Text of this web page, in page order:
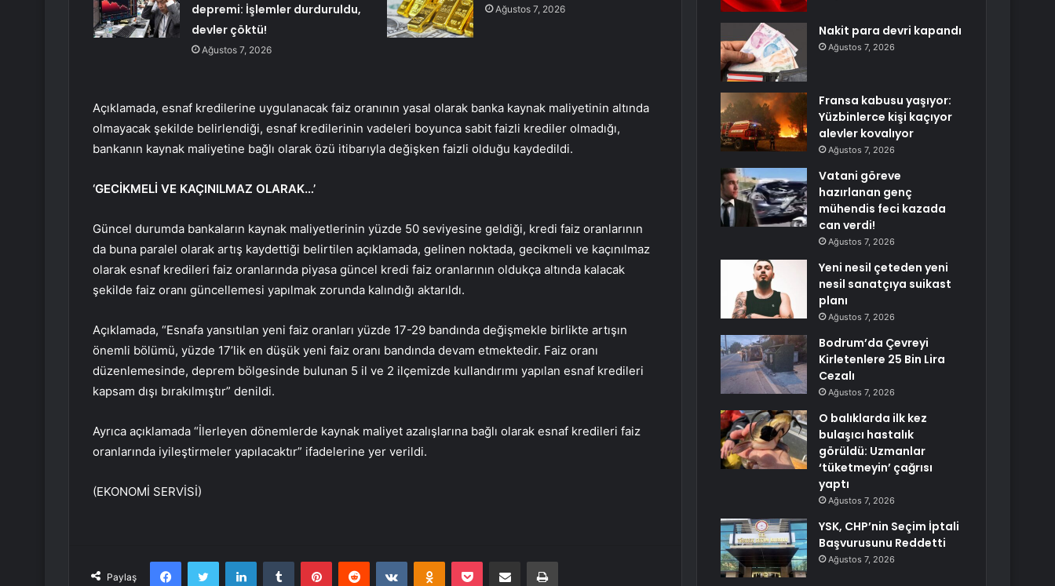
depremi: İşlemler durduruldu,
devler çöktü!
Ağustos 7, 2026
Ağustos 7, 2026
Açıklamada, esnaf kredilerine uygulanacak faiz oranının yasal olarak banka kaynak maliyetinin altında
olmayacak şekilde belirlendiği, esnaf kredilerinin vadeleri boyunca sabit faizli krediler olmadığı,
bankanın kaynak maliyetine bağlı olarak özü itibarıyla değişken faizli olduğu kaydedildi.
‘GECİKMELİ VE KAÇINILMAZ OLARAK…’
Güncel durumda bankaların kaynak maliyetlerinin yüzde 50 seviyesine geldiği, kredi faiz oranlarının
da buna paralel olarak artış kaydettiği belirtilen açıklamada, gelinen noktada, gecikmeli ve kaçınılmaz
olarak esnaf kredileri faiz oranlarında piyasa güncel kredi faiz oranlarının oldukça altında kalacak
şekilde faiz oranı güncellemesi yapılmak zorunda kalındığı aktarıldı.
Açıklamada, “Esnafa yansıtılan yeni faiz oranları yüzde 17-29 bandında değişmekle birlikte artışın
önemli bölümü, yüzde 17’lik en düşük yeni faiz oranı bandında devam etmektedir. Faiz oranı
düzenlemesinde, deprem bölgesinde bulunan 5 il ve 2 ilçemizde kullandırımı yapılan esnaf kredileri
kapsam dışı bırakılmıştır” denildi.
Ayrıca açıklamada “İlerleyen dönemlerde kaynak maliyet azalışlarına bağlı olarak esnaf kredileri faiz
oranlarında iyileştirmeler yapılacaktır” ifadelerine yer verildi.
(EKONOMİ SERVİSİ)
Paylaş
FacebookTwitter LinkedInTumblr PinterestReddit VKontakteOdnoklassniki
Pocket E-Posta ile paylaş Yazdır
Nakit para devri kapandı
Ağustos 7, 2026
Fransa kabusu yaşıyor:
Yüzbinlerce kişi kaçıyor
alevler kovalıyor
Ağustos 7, 2026
Vatani göreve
hazırlanan genç
mühendis feci kazada
can verdi!
Ağustos 7, 2026
Yeni nesil çeteden yeni
nesil sanatçıya suikast
planı
Ağustos 7, 2026
Bodrum’da Çevreyi
Kirletenlere 25 Bin Lira
Cezalı
Ağustos 7, 2026
O balıklarda ilk kez
bulaşıcı hastalık
görüldü: Uzmanlar
‘tüketmeyin’ çağrısı
yaptı
Ağustos 7, 2026
YSK, CHP’nin Seçim İptali
Başvurusunu Reddetti
Ağustos 7, 2026